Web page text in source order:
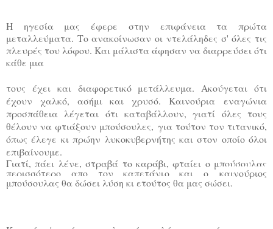
Η ηγεσία μας έφερε στην επιφάνεια τα πρώτα
μεταλλεύματα. Το ανακοίνωσαν οιντελάληδες σ' όλες τις
πλευρές του λόφου. Και μάλιστα άφησαν να διαρρεύσει ότι
κάθε μια
τους έχει και διαφορετικό μετάλλευμα. Ακούγεται ότι
έχουν χαλκό, ασήμι και χρυσό. Καινούρια εναγώνια
προσπάθεια λέγεται ότι καταβάλλουν, γιατί όλες τους
θέλουν να φτιάξουν μπούσουλες, για τούτον τον τιτανικό,
όπως έλεγε κι πρώην λυκοκυβερνήτης και στον οποίο όλοι
επιβαίνουμε.
Γιατί, πάει λένε, στραβά το καράβι, φταίει ο μπούσουλας
περισσότερο απο τον καπετάνιο και ο καινούριος
μπούσουλας θα δώσει λύση κι ετούτος θα μας σώσει.